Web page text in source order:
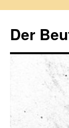
springen
Der